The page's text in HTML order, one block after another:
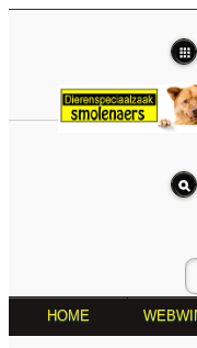
HOME